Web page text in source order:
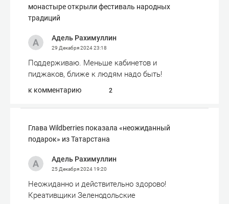
монастыре открыли фестиваль народных
традиций
Адель Рахимуллин
29 Декабря 202423:18
Поддерживаю. Меньше кабинетов и
пиджаков, ближе к людям надо быть!
к комментарию 2
Глава Wildberries показала «неожиданный
подарок» из Татарстана
Адель Рахимуллин
25 Декабря 202419:20
Неожиданно и действительно здорово!
Креативщики Зеленодольские